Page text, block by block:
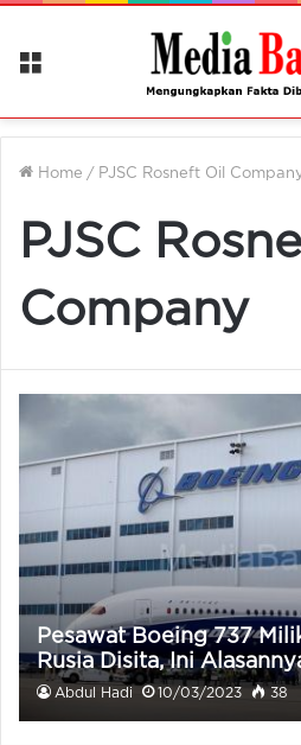
Menu
Home / PJSC Rosneft Oil
PJSC
Company
Pesawat Boeing 737
Rusia Disita, Ini
Abdul Hadi 10/03/2023 38